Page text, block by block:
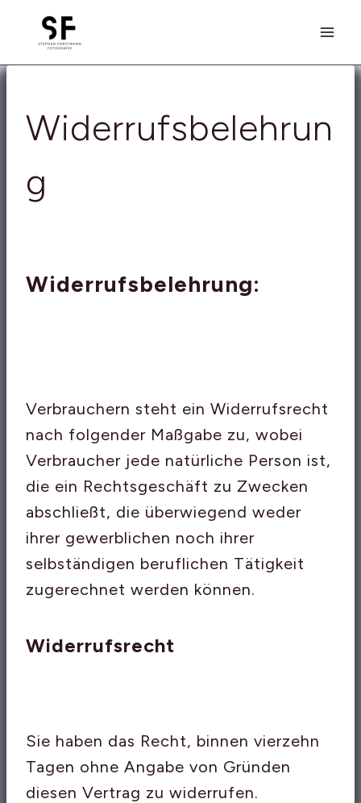
Inhalt
springen
Widerrufsbelehrun
g
Widerrufsbelehrung:
Verbrauchern steht ein Widerrufsrecht
nach folgender Maßgabe zu, wobei
Verbraucher jede natürliche Person ist,
die ein Rechtsgeschäft zu Zwecken
abschließt, die überwiegend weder
ihrer gewerblichen noch ihrer
selbständigen beruflichen Tätigkeit
zugerechnet werden können.
Widerrufsrecht
Sie haben das Recht, binnen vierzehn
Tagen ohne Angabe von Gründen
diesen Vertrag zu widerrufen.